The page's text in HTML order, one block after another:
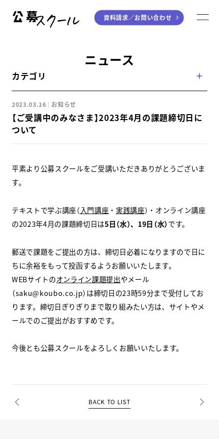
ジャンルから探す
小説
エッセイ
童話
ライティング
音楽（作詞・作曲）
アート・絵本
デジタル講座
個別指南講座
スクールマガジン
コンセプト
受講の流れ
ニュース
資料請求／お問い合わせ
資料請求／お問い合わせ
オンライン課題提出
ニュース
カテゴリ
2023.03.16 お知らせ
【ご受講中のみなさま】2023年4月の課題締切日に
ついて
平素より公募スクールをご受講いただきありがとうございま
す。
テキストで学ぶ講座（入門講座 ・ 実践講座）・オンライン講座
の2023年4月の課題締切日は5日（水）、19日（水）です。
郵送で課題をご提出の方は、締切日必着になりますので日に
ちに余裕をもって投函するようお願いいたします。
WEBサイトのオンライン課題提出やメール
（saku@koubo.co.jp）は締切日の23時59分まで受付してお
ります。締切日ぎりぎりまで取り組みたい方は、サイトやメ
ールでのご提出がおすすめです。
今後とも公募スクールをよろしくお願いいたします。
BACK TO LIST